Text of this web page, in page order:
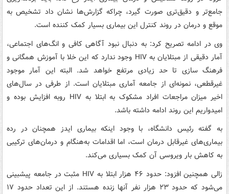
جامع‌تر و دقیق‌تری صورت گیرد، چراکه گزارش‌ها نشان داد تشخیص به
موقع و درمان در روند کنترل این بیماری بسیار کمک کننده است.
وی در ادامه تصریح کرد: به دنبال نبود آگاهی کافی و انگ‌های اجتماعی،
آمار دقیقی از مبتلایان به HIV وجود ندارد که این خلا با آموزش همگانی و
فرهنگ سازی تا حد زیادی مرتفع خواهد شد. البته این آمار موجود
غیرقطعی، نمونه‌ای از جامعه آماری مبتلایان است. از طرفی در سال‌های
اخیر میزان مراجعات افراد مشکوک به ابتلا به HIV روبه افزایش بوده و
امیدواریم این روند ادامه داشته باشد.
به گفته رئیس دانشگاه، با وجود اینکه بیماری ایدز همچنان در رده
بیماری‌های غیرقابل درمان است، اما اقدامات به‌هنگام و درمان‌های ترکیبی
به کاهش بار ویروسی آن کمک بسیاری می‌کند.
زالی همچنین افزود: حدود ۴۶ هزار ابتلا به HIV مثبت در جامعه پیش‎بینی
می‌شود که حدود ۲۳ هزار نفر آنها زنده هستند. از این تعداد حدود ۱۷